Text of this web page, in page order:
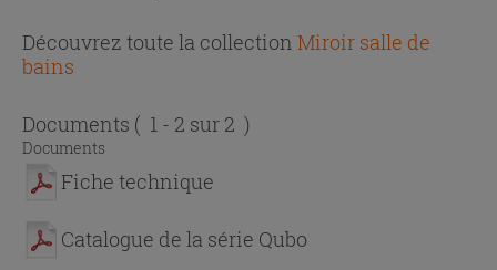
Découvrez toute la collection Miroir salle de
bains
Documents ( 1 - 2 sur 2 )
Documents
Fiche technique
Catalogue de la série Qubo